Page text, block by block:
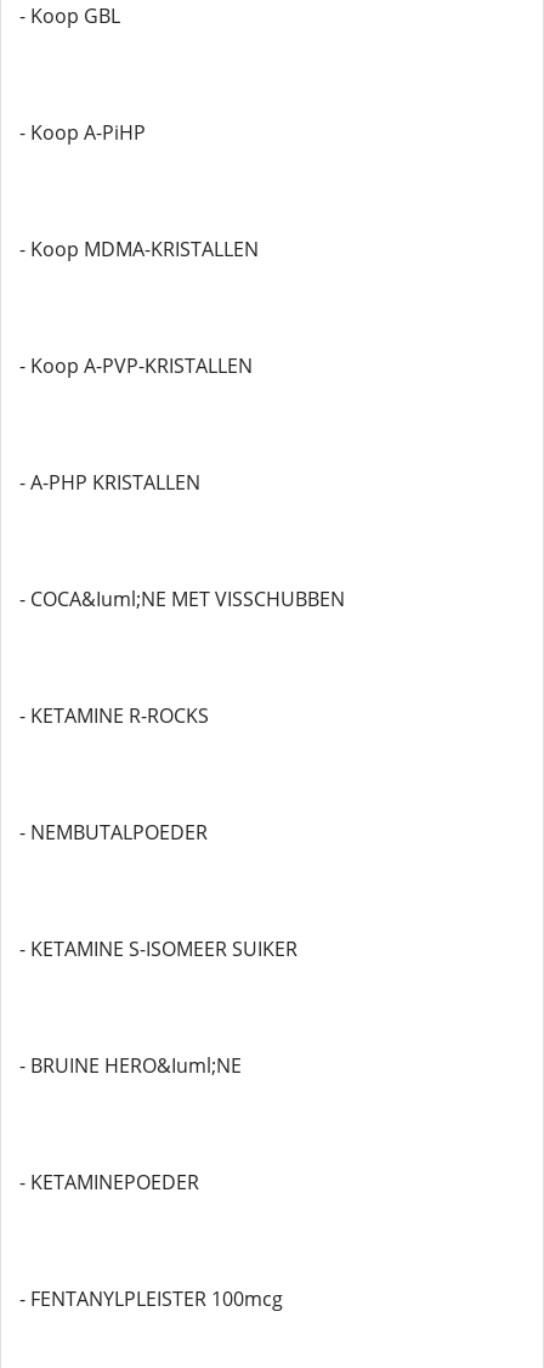
- Koop GBL
- Koop A-PiHP
- Koop MDMA-KRISTALLEN
- Koop A-PVP-KRISTALLEN
- A-PHP KRISTALLEN
- COCA&Iuml;NE MET VISSCHUBBEN
- KETAMINE R-ROCKS
- NEMBUTALPOEDER
- KETAMINE S-ISOMEER SUIKER
- BRUINE HERO&Iuml;NE
- KETAMINEPOEDER
- FENTANYLPLEISTER 100mcg